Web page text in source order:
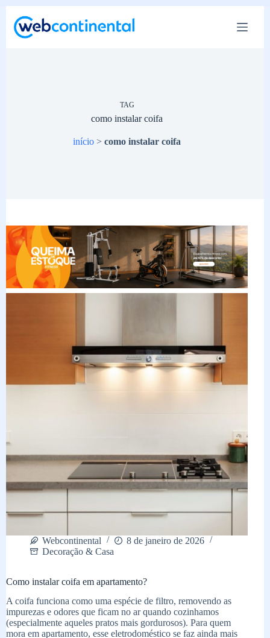
para
TAG
como instalar coifa
início >como instalar coifa
Webcontinental
8 de janeiro de 2026
Decoração & Casa
Como instalar coifa em apartamento?
A coifa funciona como uma espécie de filtro, removendo as
impurezas e odores que ficam no ar quando cozinhamos
(especialmente aqueles pratos mais gordurosos). Para quem
mora em apartamento, esse eletrodoméstico se faz ainda mais